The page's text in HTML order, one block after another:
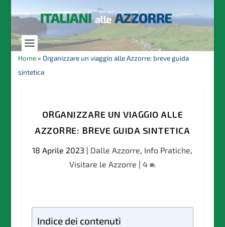
Home » Organizzare un viaggio alle Azzorre: breve guida
sintetica
ORGANIZZARE UN VIAGGIO ALLE
AZZORRE: BREVE GUIDA SINTETICA
18 Aprile 2023 | Dalle Azzorre Info Pratiche
Visitare le Azzorre | 4
Indice dei contenuti